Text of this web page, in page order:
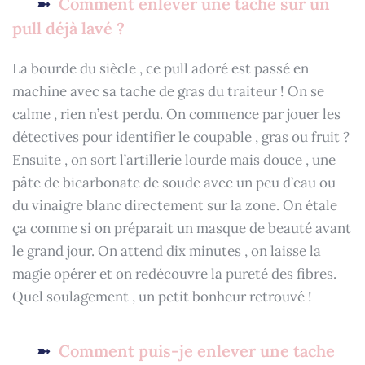
pull déjà lavé ?
La bourde du siècle , ce pull adoré est passé en
machine avec sa tache de gras du traiteur ! On se
calme , rien n’est perdu. On commence par jouer les
détectives pour identifier le coupable , gras ou fruit ?
Ensuite , on sort l’artillerie lourde mais douce , une
pâte de bicarbonate de soude avec un peu d’eau ou
du vinaigre blanc directement sur la zone. On étale
ça comme si on préparait un masque de beauté avant
le grand jour. On attend dix minutes , on laisse la
magie opérer et on redécouvre la pureté des fibres.
Quel soulagement , un petit bonheur retrouvé !
Comment puis-je enlever une tache